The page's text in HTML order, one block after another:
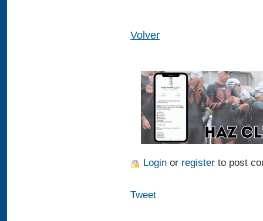
Volver
Login or register to post
Tweet